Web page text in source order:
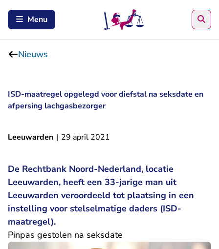
Menu
Nieuws
ISD-maatregel opgelegd voor diefstal na seksdate en
afpersing lachgasbezorger
Leeuwarden | 29 april 2021
De Rechtbank Noord-Nederland, locatie
Leeuwarden, heeft een 33-jarige man uit
Leeuwarden veroordeeld tot plaatsing in een
instelling voor stelselmatige daders (ISD-
maatregel).
Pinpas gestolen na seksdate